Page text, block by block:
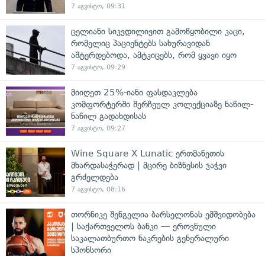
7 აგვისტო, 09:31
ცელიანი სიკვდილივით გამოწყობილი კაცი,
რომელიც პაციენტებს სახურავიდან
აშტერდებოდა, ამტკიცებს, რომ ყვავი იყო
7 აგვისტო, 09:29
მიიღეთ 25%-იანი ფასდაკლება
კომფორტერში შერჩეულ კოლექციაზე ნაწილ-
ნაწილ გადახდისას
7 აგვისტო, 09:27
Wine Square X Lunatic ერთმანეთის
მხარდასაჭერად | მცირე ბიზნესის ჯაჭვი
გრძელდება
7 აგვისტო, 08:16
თორნიკე შენგელია ბარსელონას ემშვიდობება
| საქართველოს ბანკი — ეროვნული
საკალათბურთო ნაკრების გენერალური
სპონსორი